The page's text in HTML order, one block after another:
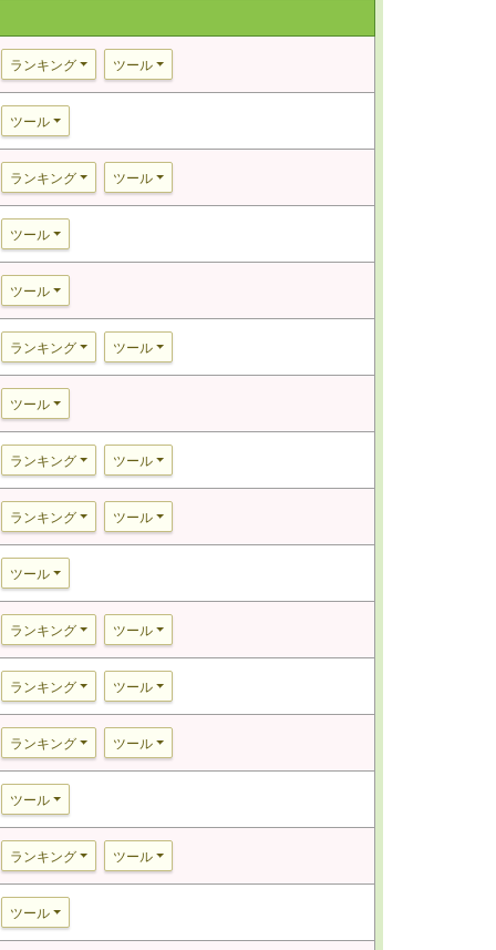
ランキング ツール
ツール
ランキング ツール
ツール
ツール
ランキング ツール
ツール
ランキング ツール
ランキング ツール
ツール
ランキング ツール
ランキング ツール
ランキング ツール
ツール
ランキング ツール
ツール